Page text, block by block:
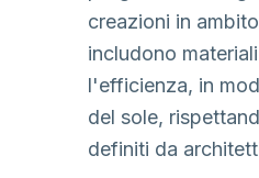
creazioni in
includono
l'efficienza, in
del sole,
definiti da